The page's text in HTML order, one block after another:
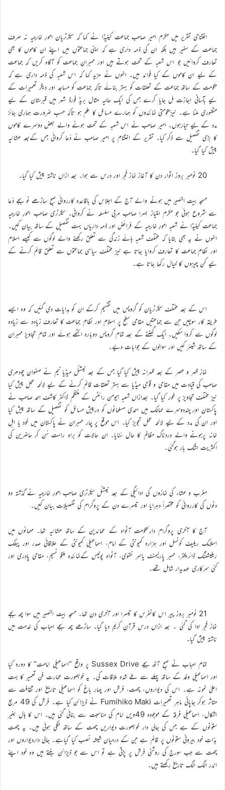
افتتاحی تقریر میں مکرم امیر صاحب جماعت کینیڈا نے کہا کہ سیکرٹریان امورِ خارجیہ نہ صرف
جماعت کے سفیر ہیں بلکہ ان کی ذمہ داری ہے کہ اپنی جماعتوں میں اپنے ان کاموں کا بھی
تعارف کروائیں جو اس شعبہ کے تحت ہوتے ہیں اور ممبرانِ جماعت کو آگاہ کریں کہ جماعت
کے لیے ان کاموں کے کیا فوائد ہیں۔ انہوں نے مزید کہا کہ اس شعبہ کی ذمہ داری ہے کہ
حکومت کے ساتھ جماعت کے تعلقات کو بہتر بنائے تاکہ جماعت کو مساجد اور دیگر تعمیرات کے
لیے بآسانی اجازت مل جایا کرے جس کی ایک حالیہ مثال بریڈ فورڈ شہر میں قبرستان کے لیے
منظوری ملنا ہے۔ نیزحکومتی نمائندوں کو ہمارے مسائل کا علم ہو تاکہ حسبِ ضرورت ہماری جائز
مدد کے لیے تیارہوں۔ امیر صاحب نے اس شعبہ کے تحت ہونے والے بعض دوسرے کاموں
کا بڑی تفصیل سے ذکر کیا۔ تقریر کے اختتام پر امیر صاحب نے دُعا کروائی جس کےبعد عشائیہ
پیش کیا گیا۔
20 نومبر بروز اتوار دن کا آغاز نماز فجر اور درس سے ہوا۔ بعد ازاں ناشتہ پیش کیا گیا۔
مسجد بیت النصیر میں ہونے والے آج کے اجلاس کی باقاعدہ کارروائی صبح ساڑھے نو بجے دُعا
سے شروع ہوئی جو مکرم امتیاز بسرا صاحب مربی سلسلہ نے کروائی۔ سیکرٹری صاحب امورِ خارجیہ
جماعت کینیڈا نے شعبہ امورِ خارجیہ کے فرائض اور ذمہ داریاں بہت تفصیل کے ساتھ بیان کیں۔
انہوں نے یہ بھی بتایا کہ مختلف شعبہ ہائے زندگی سے تعلق رکھنے والے لوگوں سے کیسے اسلام
اور نظامِ جماعت کا تعارف کروایا جاتا ہے نیز مختلف سیاسی جماعتوں سے تعلق قائم کرنے کے
لیے کن چیزوں کا خیال رکھا جاتا ہے۔
اس کے بعد مختلف سیکرٹریان کو گروپس میں تقسیم کرکے ان کو ہدایات دی گئیں کہ وہ ایسے
طریقہ کار سوچیں جن سے جماعتیں مقامی سطح پر اسلام اور نظامِ جماعت کا تعارف زیادہ سے زیادہ
لوگوں سے کروا سکیں۔ ایک گھنٹے کے بعد تمام گروپس دوبارہ اکٹھے ہوئے اور تمام تجاویز ممبران
کے ساتھ شیئر کیں اور سوالوں کے جوابات دیے۔
نمازِ ظہر و عصر کے بعد ظہرانہ پیش کیا گیا جس کے بعد نیشنل میڈیا ٹیم نے صفوان چودھری
صاحب کی قیادت میں مقامی و قومی میڈیا سے بہتر تعلقات قائم کرنے کے لیے لائحہ عمل پیش کیا
نیز مختلف تجاویز پر غور کیا گیا۔ بعدازاں شعبہ ہیومن رائٹس کے منتظم ڈاکٹر کاشف احمد صاحب نے
پاکستان اور چنددوسرے ممالک میں احمدی مسلمانوں کو درپیش مسائل کو تفصیل کے ساتھ پیش کیا
اور ان کی مدد کے لیے لائحہ عمل تجویز کیا۔ اس موقع پر چار ممبران نے پاکستان میں خود یا اہلِ
خانہ پرہونے والے دردناک مظالم کا حال سُنایا۔ ان حالات کو براہِ راست سُن کر حاضرین کی
اکثریت اشک بار ہوگئی۔
مغرب و عشاء کی نمازوں کی ادائیگی کے بعد نیشنل سیکرٹری صاحب امورِ خارجیہ نے گذشتہ دو
دنوں کی کارروائی کو مختصراً دہرایا اور تیسرے دن کے پروگرام کی تفصیلات بیان کیں۔
آج کا آخری پروگرام دارلحکومت آٹواہ کے عمائدین کے ساتھ عشائیہ تھا۔ مہمانوں میں
اسلامک ریلیف کونسل اور ہزارہ کمیونٹی کے امام، اسماعیلی کمیونٹی کے علاقائی صدر اور پبلک
ریلیشننگ ڈائریکٹر، ممبر پارلیمنٹ یاسر نقوی، آٹواہ پولیس کےنمائندہ مِلگو نسیم، مقامی پادری اور
کئی سرکاری عہدیدار شامل تھے۔
21 نومبر بروز پیر اس کانفرس کا تیسرا اور آخری دن تھا۔ مسجد بیت النصیر میں سوا چھ بجے
نماز فجر ادا کی گئی ۔ بعد ازاں درسِ قرآنِ کریم دیا گیا۔ ساڑھے چھ بجے احباب کی خدمت میں
ناشتہ پیش گیا۔
تمام احباب نے صبح آٹھ بجے Sussex Drive پر واقع ’’اسماعیلی امامت‘‘ کا دورہ کیا
اور اسماعیلی وفد کے ساتھ پہلے سے طے شدہ ملاقات کی۔ یہ خوبصورت عمارت فنِ تعمیر کا بہت
اعلیٰ نمونہ ہے۔ اس کی دیواروں، چھت، فرش اور چہار باغ کو اسماعیلی تاریخ اور ثقافت سے
متاثر ہوکر جاپانی ماہرِ تعمیرات Fumihiko Maki نے ڈیزائن کیا ہے۔ فرش کی 49 مربع
اشکال، اسماعیلی فرقہ کے موجودہ 49ویں امام کی مناسبت سے بنائی گئی ہیں۔ اس کا ہال بغیر
ستونوں کے ہے جس کی جالی دار خوبصورت دیواریں چھت کے ساتھ لٹکی ہوئی ہیں۔ یہ چھت
بذاتِ خود بیرونی ستونوں پر قائم ہے جن کے درمیان شیشہ نصب کیا گیاہے۔ جالی داردیواروں اور
چھت سے جب سورج کی روشنی فرش پر پڑتی ہے تو اس سے جو ڈیزائن بنتے ہیں وہ خود اپنے
اندر الگ الگ تاریخ رکھتے ہیں۔